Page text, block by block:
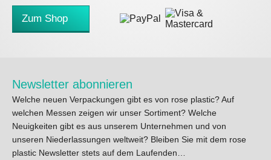
Zum Shop
Newsletter abonnieren
Welche neuen Verpackungen gibt es von rose plastic? Auf
welchen Messen zeigen wir unser Sortiment? Welche
Neuigkeiten gibt es aus unserem Unternehmen und von
unseren Niederlassungen weltweit? Bleiben Sie mit dem rose
plastic Newsletter stets auf dem Laufenden…